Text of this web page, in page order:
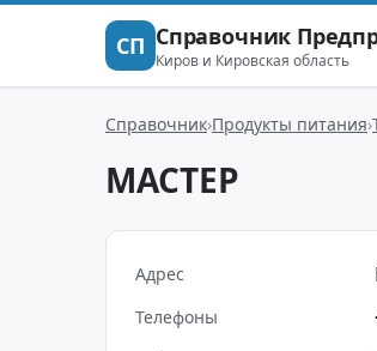
СП Справочник
Киров и Кировская область
Справочник Продукты питания
МАСТЕР
Адрес
Телефоны